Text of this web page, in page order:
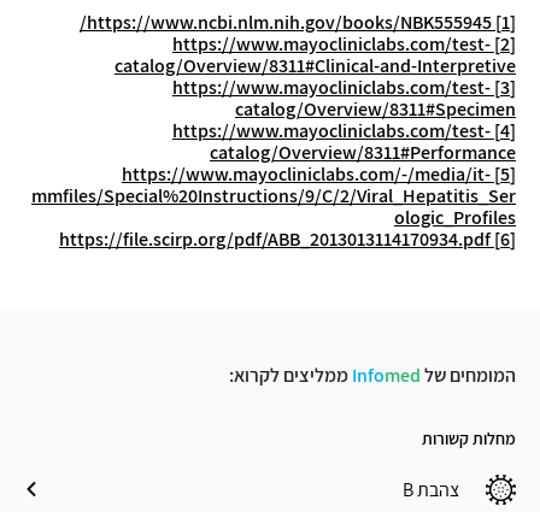
[1]
https://www.ncbi.nlm.nih.gov/books/NBK555945/
[2]
https://www.mayocliniclabs.com/test-
catalog/Overview/8311#Clinical-and-Interpretive
[3]
https://www.mayocliniclabs.com/test-
catalog/Overview/8311#Specimen
[4]
https://www.mayocliniclabs.com/test-
catalog/Overview/8311#Performance
[5]
https://www.mayocliniclabs.com/-/media/it-
mmfiles/Special%20Instructions/9/C/2/Viral_Hepatitis_Ser
ologic_Profiles
[6]
https://file.scirp.org/pdf/ABB_2013013114170934.pdf
המומחים של Infomed ממליצים לקרוא:
מחלות קשורות
צהבת B